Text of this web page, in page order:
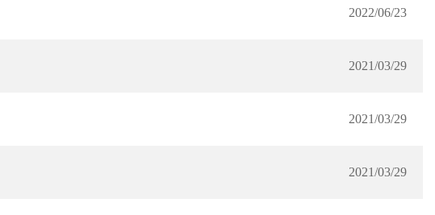
2022/06/23
2021/03/29
2021/03/29
2021/03/29